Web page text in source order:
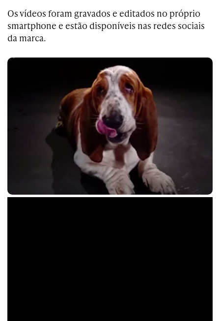
Os vídeos foram gravados e editados no próprio
smartphone e estão disponíveis nas redes sociais
da marca.